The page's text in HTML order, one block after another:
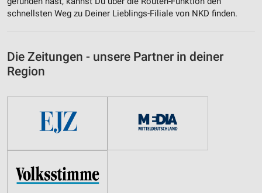
schnellsten Weg zu Deiner Lieblings-Filiale von NKD finden.
Die Zeitungen - unsere Partner in deiner
Region